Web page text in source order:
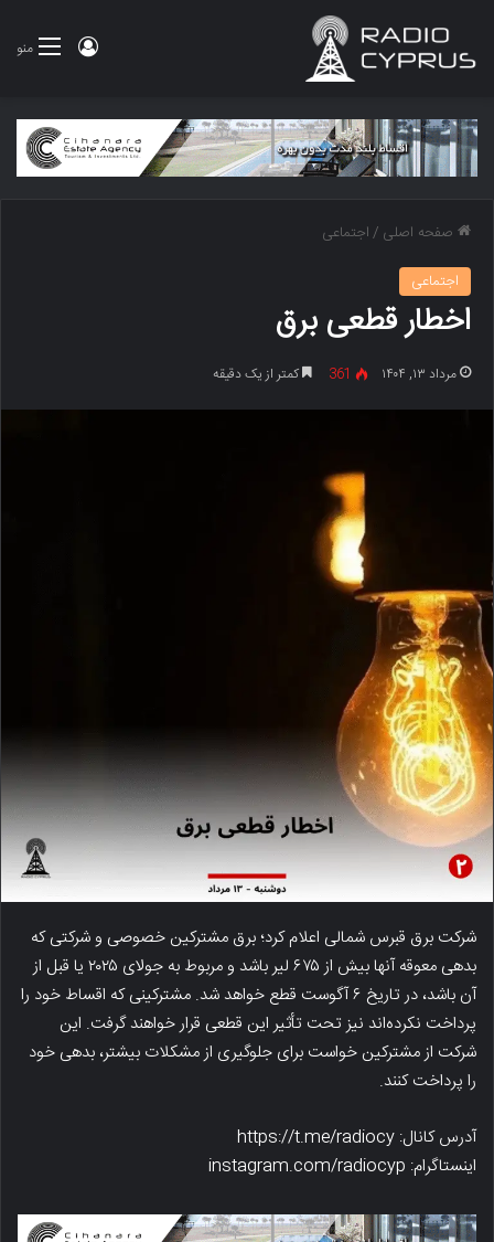
منو ورود
صفحه اصلی /اجتماعی
اجتماعی
اخطار قطعی برق
مرداد ۱۳, ۱۴۰۴ 361 کمتر از یک دقیقه
شرکت برق قبرس شمالی اعلام کرد؛ برق مشترکین خصوصی و شرکتی که
بدهی معوقه آنها بیش از ۶۷۵ لیر باشد و مربوط به جولای ۲۰۲۵ یا قبل از
آن باشد، در تاریخ ۶ آگوست قطع خواهد شد. مشترکینی که اقساط خود را
پرداخت نکرده‌اند نیز تحت تأثیر این قطعی قرار خواهند گرفت. این
شرکت از مشترکین خواست برای جلوگیری از مشکلات بیشتر، بدهی خود
را پرداخت کنند.
آدرس کانال: https://t.me/radiocy
اینستاگرام: instagram.com/radiocyp